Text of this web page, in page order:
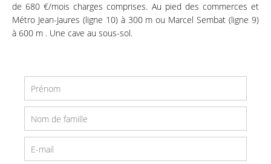
de 680 €/mois charges comprises. Au pied des commerces et
Métro Jean-Jaures (ligne 10) à 300 m ou Marcel Sembat (ligne 9)
à 600 m . Une cave au sous-sol.